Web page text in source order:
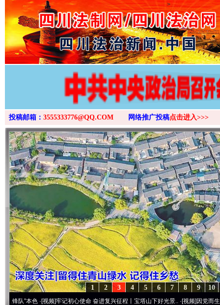
>
投稿邮箱： 3555333776@QQ.COM 网络推广投稿点击进入>>>
10
9
8
7
6
5
4
3
2
1
”本色·[视频]牢记初心使命 奋进复兴征程丨宝塔山下好光景..·[视频]因党而生 为党